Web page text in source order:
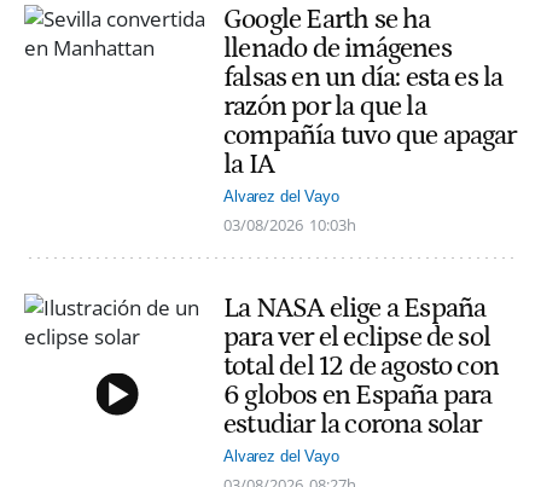
Google Earth se ha
llenado de imágenes
falsas en un día: esta es la
razón por la que la
compañía tuvo que apagar
la IA
Alvarez del Vayo
03/08/2026 10:03h
La NASA elige a España
para ver el eclipse de sol
total del 12 de agosto con
6 globos en España para
estudiar la corona solar
Alvarez del Vayo